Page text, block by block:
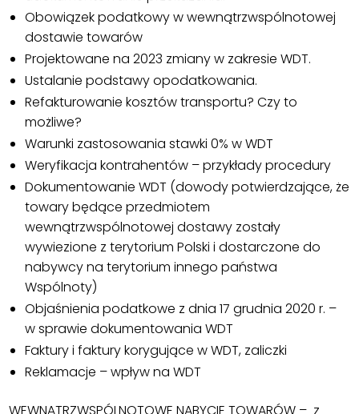
Obowiązek podatkowy w wewnątrzwspólnotowej
dostawie towarów
Projektowane na 2023 zmiany w zakresie WDT.
Ustalanie podstawy opodatkowania.
Refakturowanie kosztów transportu? Czy to
możliwe?
Warunki zastosowania stawki 0% w WDT
Weryfikacja kontrahentów – przykłady procedury
Dokumentowanie WDT (dowody potwierdzające, że
towary będące przedmiotem
wewnątrzwspólnotowej dostawy zostały
wywiezione z terytorium Polski i dostarczone do
nabywcy na terytorium innego państwa
Wspólnoty)
Objaśnienia podatkowe z dnia 17 grudnia 2020 r. –
w sprawie dokumentowania WDT
Faktury i faktury korygujące w WDT, zaliczki
Reklamacje – wpływ na WDT